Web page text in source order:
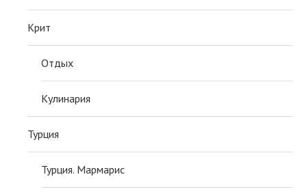
Крит
Отдых
Кулинария
Турция
Турция. Мармарис